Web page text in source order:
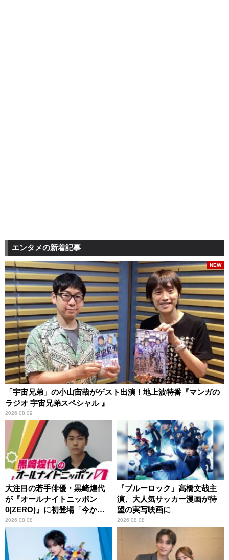
エンタメの新着記事
「宇宙兄弟」の小山宙哉がゲスト出演！地上波特番『マンガの
ラジオ 宇宙兄弟スペシャル 』
2026.08.09
NEW
大注目の若手俳優・黒崎煌代
が『オールナイトニッポン
0(ZERO)』に初登場「今から
とてもワクワクしておりま
す！」
2026.08.08
『ブルーロック』高橋文哉主
演、大人気サッカー漫画が待
望の実写映画に
2026.08.08